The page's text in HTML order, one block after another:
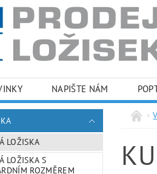
NAPIŠTE NÁM
OSOBNÍCH ÚDAJŮ
LOŽISKA
LOŽISKA S
ROZMĚREM